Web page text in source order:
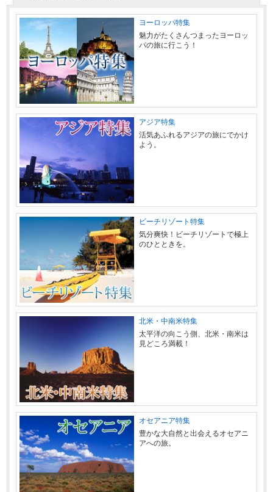
ヨーロッパ特集
魅力がたくさんつまったヨーロッ
パの旅に行こう！
アジア特集
活気あふれるアジアの旅にでかけ
よう。
ビーチリゾート特集
気分爽快！ビーチリゾートで極上
のひとときを。
北米・中南米特集
太平洋の向こう側、北米・南米は
見どころ満載！
オセアニア特集
豊かな大自然と出会えるオセアニ
アへの旅。